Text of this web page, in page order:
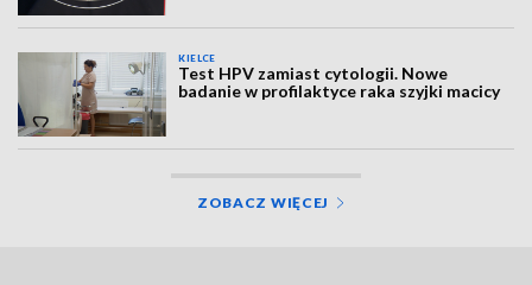
KIELCE
Test HPV zamiast cytologii. Nowe
badanie w profilaktyce raka szyjki macicy
ZOBACZ WIĘCEJ